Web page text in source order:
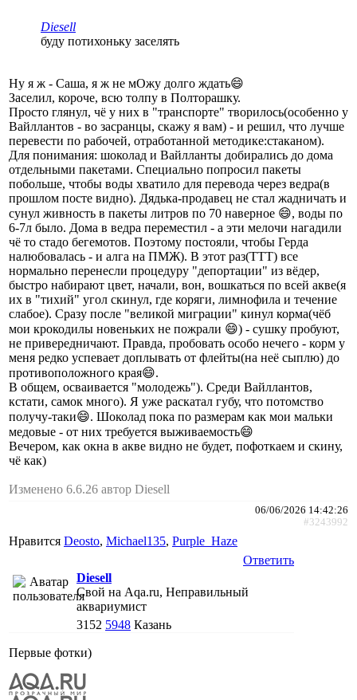
Diesell
буду потихоньку заселять
Ну я ж - Саша, я ж не мОжу долго ждать😄
Заселил, короче, всю толпу в Полторашку.
Просто глянул, чё у них в "транспорте" творилось(особенно у
Вайллантов - во засранцы, скажу я вам) - и решил, что лучше
перевести по рабочей, отработанной методике:стаканом).
Для понимания: шоколад и Вайлланты добирались до дома
отдельными пакетами. Специально попросил пакеты
побольше, чтобы воды хватило для перевода через ведра(в
прошлом посте видно). Дядька-продавец не стал жадничать и
сунул живность в пакеты литров по 70 наверное 😄, воды по
6-7л было. Дома в ведра переместил - а эти мелочи нагадили
чё то стадо бегемотов. Поэтому постояли, чтобы Герда
налюбовалась - и алга на ПМЖ). В этот раз(ТТТ) все
нормально перенесли процедуру "депортации" из вёдер,
быстро набирают цвет, начали, вон, вошкаться по всей акве(я
их в "тихий" угол скинул, где коряги, лимнофила и течение
слабое). Сразу после "великой миграции" кинул корма(чёб
мои крокодилы новеньких не пожрали 😄) - сушку пробуют,
не привередничают. Правда, пробовать особо нечего - корм у
меня редко успевает доплывать от флейты(на неё сыплю) до
противоположного края😄.
В общем, осваивается "молодежь"). Среди Вайллантов,
кстати, самок много). Я уже раскатал губу, что потомство
получу-таки😄. Шоколад пока по размерам как мои мальки
медовые - от них требуется выживаемость😄
Вечером, как окна в акве видно не будет, пофоткаем и скину,
чё как)
Изменено 6.6.26 автор Diesell
06/06/2026 14:42:26
#3243992
Нравится Deosto, Michael135, Purple_Haze
Ответить
Diesell
Свой на Aqa.ru, Неправильный
аквариумист
3152 5948 Казань
Первые фотки)